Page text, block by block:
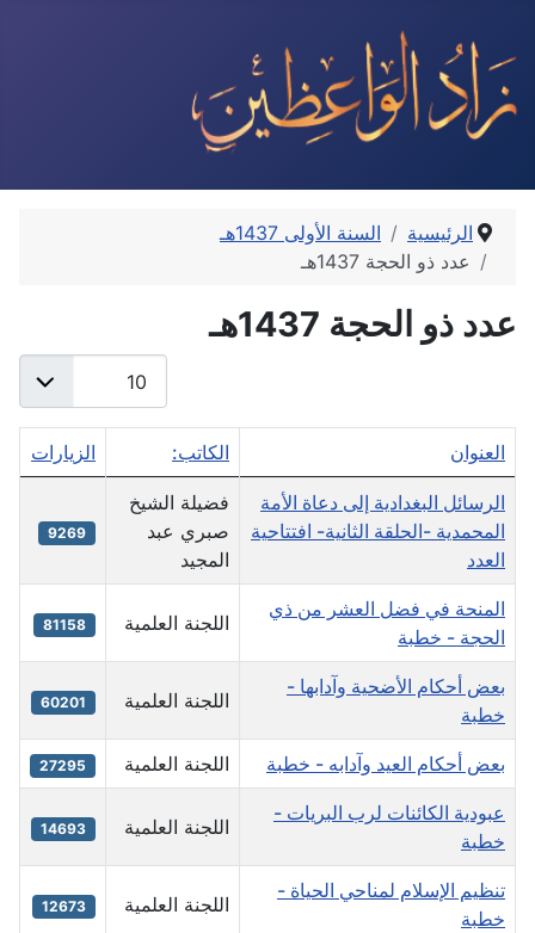
الرئيسية
السنة الأولى 1437هـ
عدد ذو الحجة 1437هـ
عدد ذو الحجة 1437هـ
جدول المقالات
العنوان الكاتب: الزيارات
الرسائل البغدادية إلى دعاة الأمة
المحمدية -الحلقة الثانية- افتتاحية
العدد
فضيلة الشيخ
صبري عبد
المجيد
9269
المنحة في فضل العشر من ذي
الحجة - خطبة
اللجنة العلمية 81158
بعض أحكام الأضحية وآدابها -
خطبة
اللجنة العلمية 60201
بعض أحكام العيد وآدابه - خطبة اللجنة العلمية 27295
عبودية الكائنات لرب البريات -
خطبة
اللجنة العلمية 14693
تنظيم الإسلام لمناحي الحياة -
خطبة
اللجنة العلمية 12673